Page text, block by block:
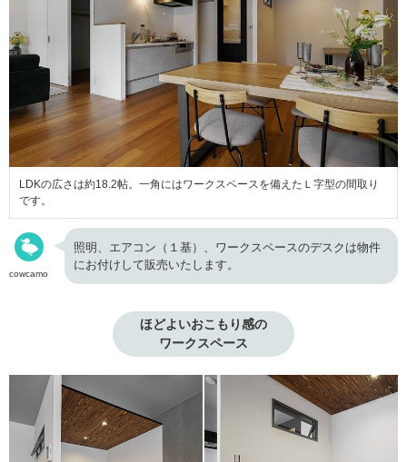
LDKの広さは約18.2帖。一角にはワークスペースを備えたＬ字型の間取り
です。
cowcamo
照明、エアコン（１基）、ワークスペースのデスクは物件
にお付けして販売いたします。
ほどよいおこもり感の
ワークスペース